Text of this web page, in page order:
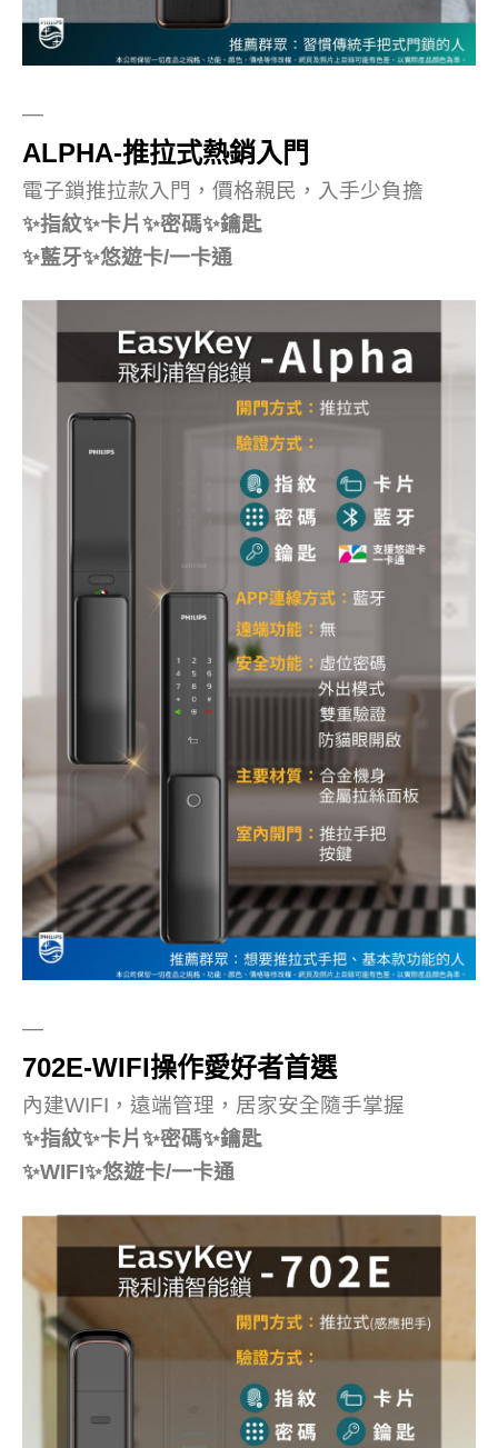
—
ALPHA-推拉式熱銷入門
電子鎖推拉款入門，價格親民，入手少負擔
✨指紋✨卡片✨密碼✨鑰匙
✨藍牙✨悠遊卡/一卡通
—
702E-WIFI操作愛好者首選
內建WIFI，遠端管理，居家安全隨手掌握
✨指紋✨卡片✨密碼✨鑰匙
✨WIFI✨悠遊卡/一卡通